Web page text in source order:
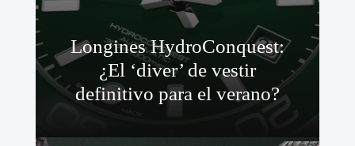
Longines HydroConquest:
¿El ‘diver’ de vestir
definitivo para el verano?